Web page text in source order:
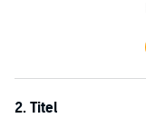
2. Titel